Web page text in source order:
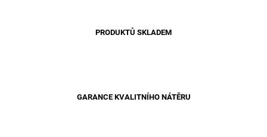
PRODUKTŮ SKLADEM
GARANCE KVALITNÍHO NÁTĚRU